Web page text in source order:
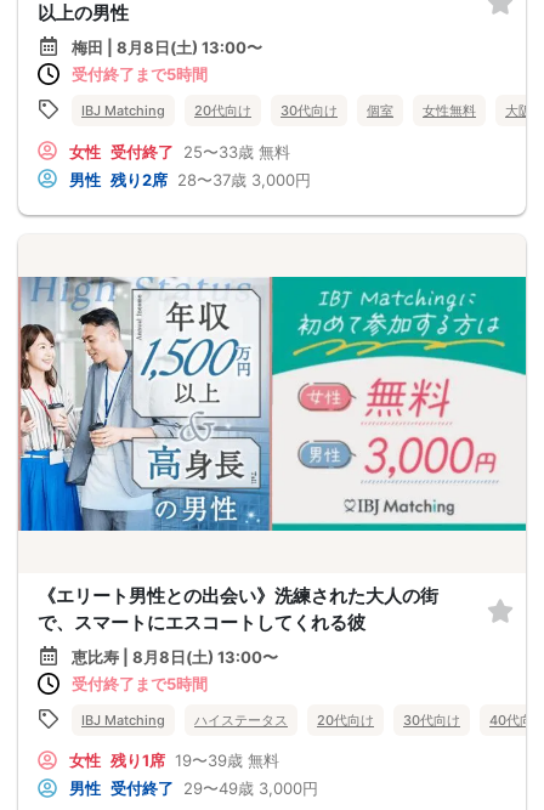
以上の男性
梅田 | 8月8日(土) 13:00〜
受付終了まで5時間
IBJ Matching 20代向け 30代向け 個室 女性無料 大阪府
女性 受付終了 25〜33歳 無料
男性 残り2席 28〜37歳 3,000円
《エリート男性との出会い》洗練された大人の街
で、スマートにエスコートしてくれる彼
恵比寿 | 8月8日(土) 13:00〜
受付終了まで5時間
IBJ Matching ハイステータス 20代向け 30代向け 40代向
女性 残り1席 19〜39歳 無料
男性 受付終了 29〜49歳 3,000円